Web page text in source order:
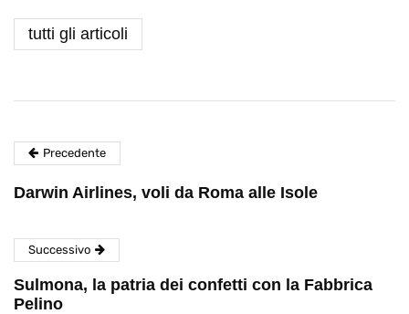
tutti gli articoli
Precedente
Darwin Airlines, voli da Roma alle Isole
Successivo
Sulmona, la patria dei confetti con la Fabbrica
Pelino